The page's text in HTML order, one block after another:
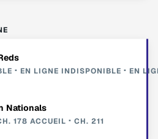
EN LIGNE INDISPONIBLE EN
Nationals
178 ACCUEIL CH. 211